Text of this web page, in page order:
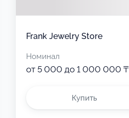
Frank Jewelry Store
Номинал
от 5 000 до 1 000 000 ₸
Купить